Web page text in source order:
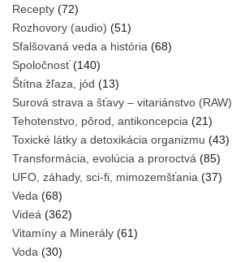
Recepty (72)
Rozhovory (audio) (51)
Sfalšovaná veda a história (68)
Spoločnosť(140)
Štítna žľaza, jód (13)
Surová strava a šťavy – vitariánstvo (RAW)
Tehotenstvo, pôrod, antikoncepcia (21)
Toxické látky a detoxikácia organizmu (43)
Transformácia, evolúcia a proroctvá (85)
UFO, záhady, sci-fi, mimozemšťania (37)
Veda (68)
Videá (362)
Vitamíny a Minerály (61)
Voda (30)